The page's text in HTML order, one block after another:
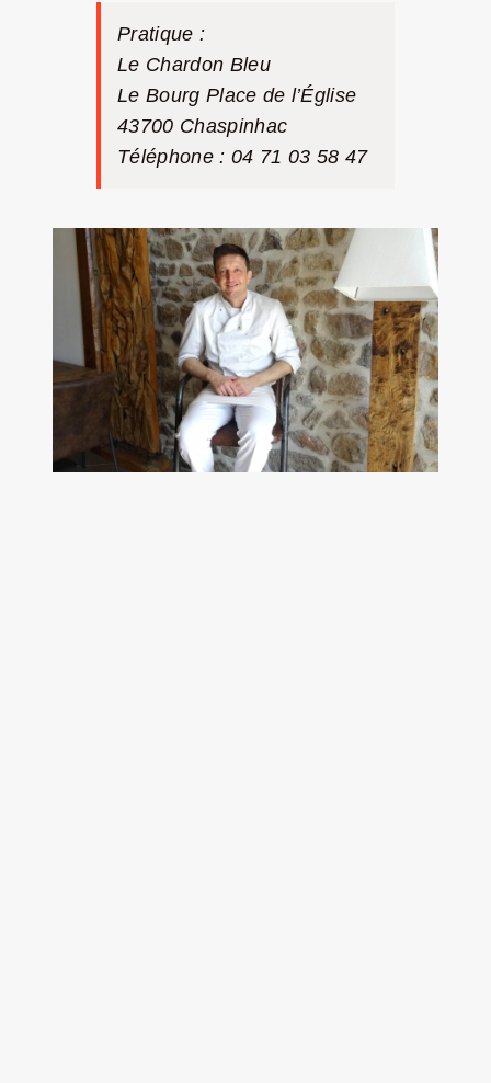
Pratique :
Le Chardon Bleu
Le Bourg Place de l’Église
43700 Chaspinhac
Téléphone : 04 71 03 58 47